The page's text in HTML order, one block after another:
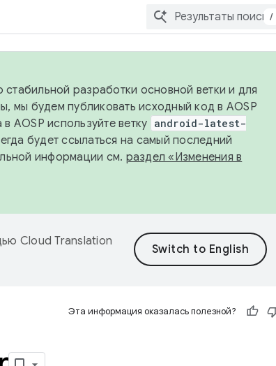
/
разработки основной ветки и для
мы будем публиковать исходный код в AOSP
AOSP используйте ветку android-latest-
будет ссылаться на самый последний
информации см. раздел «Изменения в
Cloud Translation
Эта информация оказалась полезной?